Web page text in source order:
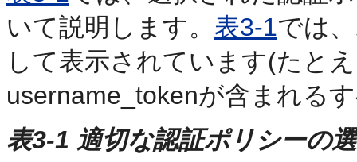
いて説明します。 表3-1では
して表示されています(たと
username_tokenが含まれる
表3-1 適切な認証ポリシーの